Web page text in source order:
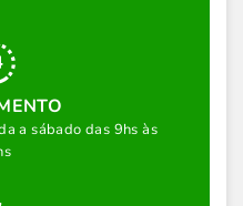
a sábado das 9hs às